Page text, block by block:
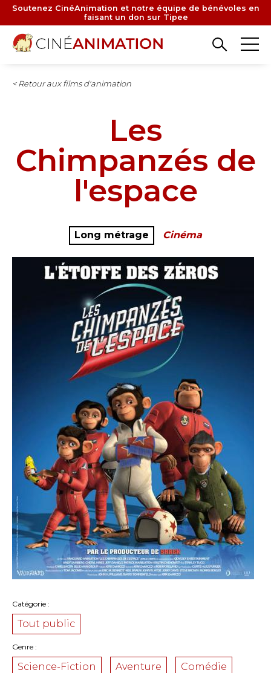
Aller
contenu
principal
Soutenez CinéAnimation et notre équipe de bénévoles en
faisant un don sur Tipee
< Retour aux films d'animation
Les
Chimpanzés de
l'espace
Long métrage Cinéma
Catégorie
Tout public
Genre
Science-Fiction Aventure Comédie